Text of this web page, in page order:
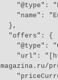
magazina.ru/